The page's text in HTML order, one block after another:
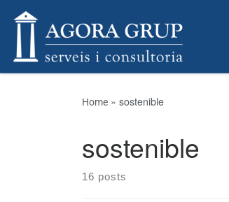
Skip to content
Home » sostenible
sostenible
16 posts